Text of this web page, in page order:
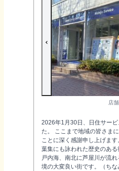
店
2026年1月30日、日住サー
た。 ここまで地域の皆さま
ことに深く感謝申し上げま
葉集にも詠われた歴史のあ
戸内海、南北に芦屋川が流
境の大変良い街です。（ち